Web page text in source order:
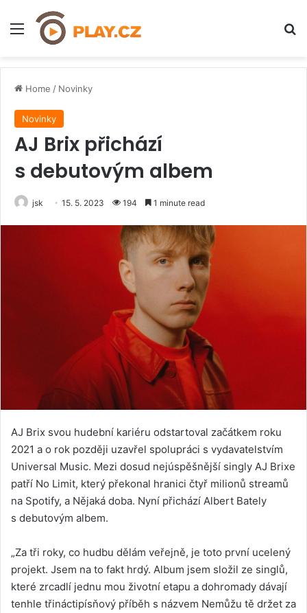
Menu
Home / Novinky
Novinky
AJ Brix přichází
s debutovým albem
jsk 15. 5. 2023 194 1 minute read
AJ Brix svou hudební kariéru odstartoval začátkem roku
2021 a o rok později uzavřel spolupráci s vydavatelstvím
Universal Music. Mezi dosud nejúspěšnější singly AJ Brixe
patří No Limit, který překonal hranici čtyř milionů streamů
na Spotify, a Nějaká doba. Nyní přichází Albert Bately
s debutovým albem.
„Za tři roky, co hudbu dělám veřejně, je toto první ucelený
projekt. Jsem na to fakt hrdý. Album jsem složil ze singlů,
které zrcadlí jednu mou životní etapu a dohromady dávají
tenhle třináctipísňový příběh s názvem Nemůžu tě držet za